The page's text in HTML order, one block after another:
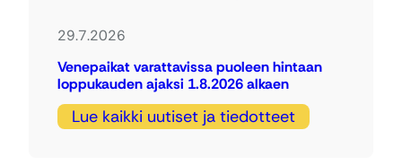
29.7.2026
Venepaikat varattavissa puoleen hintaan
loppukauden ajaksi 1.8.2026 alkaen
Lue kaikki uutiset ja tiedotteet